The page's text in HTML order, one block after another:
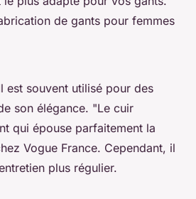
de gants pour femmes
est souvent utilisé pour des
son élégance. "Le cuir
qui épouse parfaitement la
Vogue France. Cependant, il
plus régulier.